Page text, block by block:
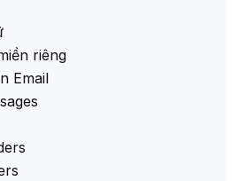
riêng
Email